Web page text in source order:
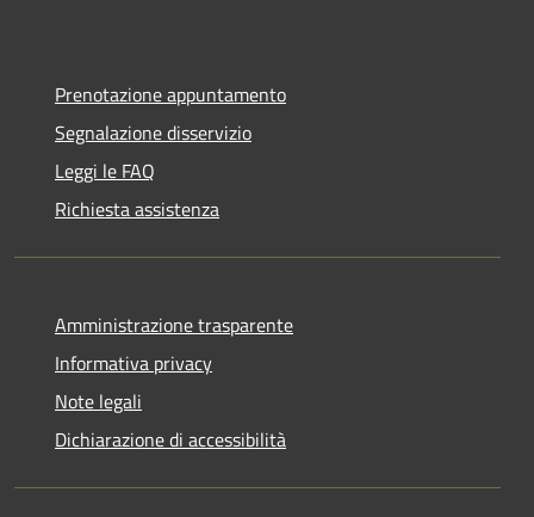
Prenotazione appuntamento
Segnalazione disservizio
Leggi le FAQ
Richiesta assistenza
Amministrazione trasparente
Informativa privacy
Note legali
Dichiarazione di accessibilità